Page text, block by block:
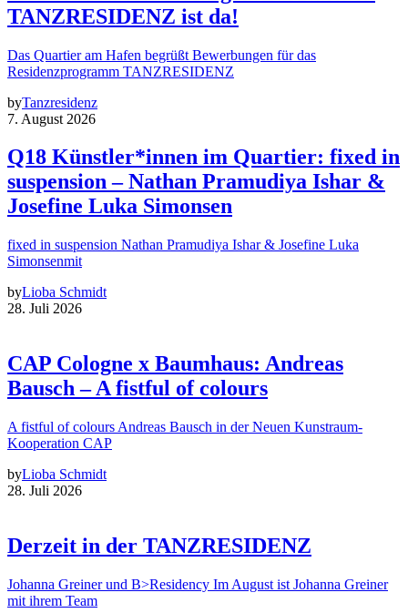
TANZRESIDENZ ist da!
Das Quartier am Hafen begrüßt Bewerbungen für das
Residenzprogramm TANZRESIDENZ
byTanzresidenz
7. August 2026
Q18 Künstler*innen im Quartier: fixed in
suspension – Nathan Pramudiya Ishar &
Josefine Luka Simonsen
fixed in suspension Nathan Pramudiya Ishar & Josefine Luka
Simonsenmit
byLioba Schmidt
28. Juli 2026
CAP Cologne x Baumhaus: Andreas
Bausch – A fistful of colours
A fistful of colours Andreas Bausch in der Neuen Kunstraum-
Kooperation CAP
byLioba Schmidt
28. Juli 2026
Derzeit in der TANZRESIDENZ
Johanna Greiner und B>Residency Im August ist Johanna Greiner
mit ihrem Team